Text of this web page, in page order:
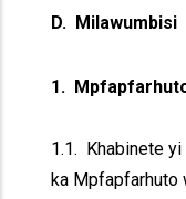
D. Milawumbisi
1.
1.1. Khabinete
ka Mpfapfarhuto